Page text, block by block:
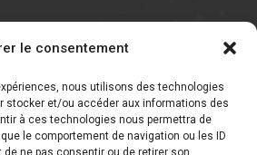
le consentement
nous utilisons des technologies
stocker et/ou accéder aux informations des
à ces technologies nous permettra de
le comportement de navigation ou les ID
ne pas consentir ou de retirer son
- 57070 METZ